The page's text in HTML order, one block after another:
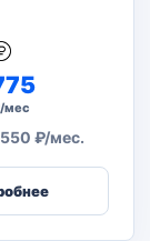
мес
₽/мес.